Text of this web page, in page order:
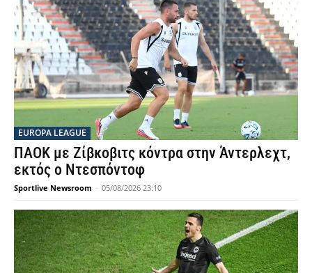
EUROPA LEAGUE
ΠΑΟΚ με Ζίβκοβιτς κόντρα στην Άντερλεχτ,
εκτός ο Ντεσπόντοφ
Sportlive Newsroom - 05/08/2026 23:10